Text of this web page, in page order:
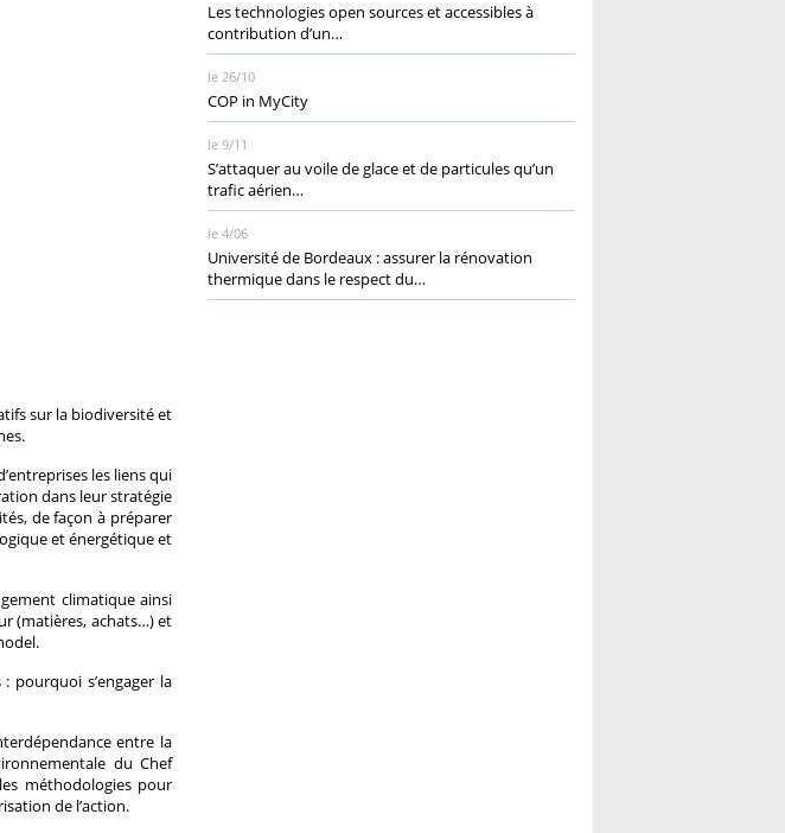
sur la biodiversité et
les liens qui
dans leur stratégie
de façon à préparer
et énergétique et
clima­tique ainsi
(matières, achats…) et
pourquoi s’engager la
entre la
du Chef
méthodologies pour
de l’action.
Les technologies open sources et accessibles à
contribution d’un…
le 26/10
COP in MyCity
le 9/11
S’attaquer au voile de glace et de particules qu’un
trafic aérien…
le 4/06
Université de Bordeaux : assurer la rénovation
thermique dans le respect du…